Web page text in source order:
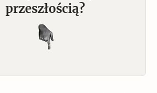
przeszłością?